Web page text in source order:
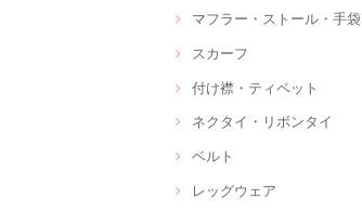
マフラー・ストール・手袋
スカーフ
付け襟・ティペット
ネクタイ・リボンタイ
ベルト
レッグウェア